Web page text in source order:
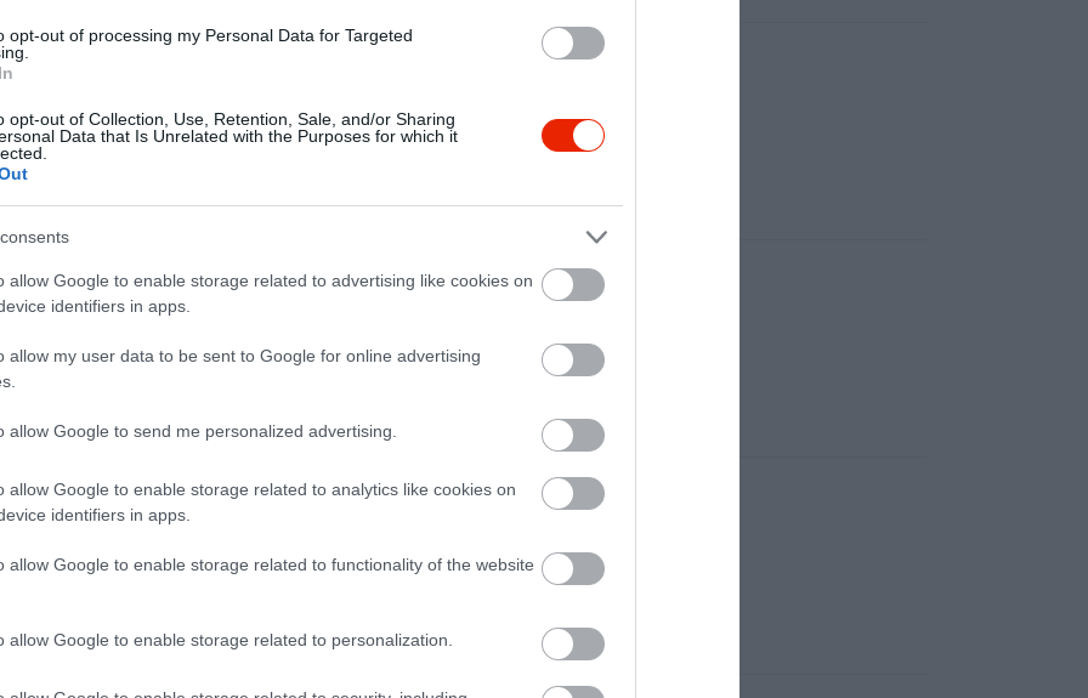
opt-out of processing my Personal Data for Targeted
opt-out of Collection, Use, Retention, Sale, and/or Sharing
Data that Is Unrelated with the Purposes for which it
allow Google to enable storage related to advertising like cookies on
identifiers in apps.
allow my user data to be sent to Google for online advertising
allow Google to send me personalized advertising.
allow Google to enable storage related to analytics like cookies on
identifiers in apps.
allow Google to enable storage related to functionality of the website
allow Google to enable storage related to personalization.
Mindenkinek tudjuk ajánlani. A személyzet és a steak szuper volt.
Budapesten :)
de biztos visszatérünk, mert nagyon ízlettek az ételek, desszertek.